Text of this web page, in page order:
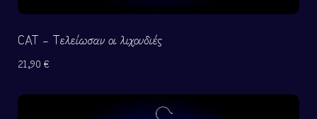
CAT – Τελείωσαν οι λιχουδιές
21,90 €